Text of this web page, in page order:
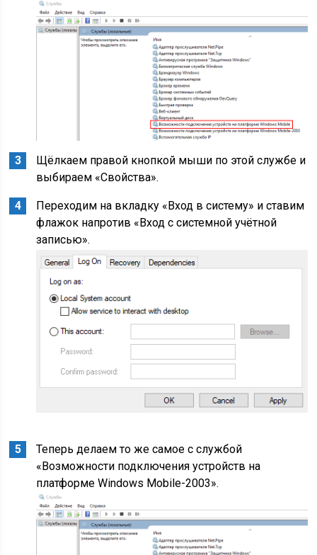
Щёлкаем правой кнопкой мыши по этой службе и
выбираем «Свойства».
Переходим на вкладку «Вход в систему» и ставим
флажок напротив «Вход с системной учётной
записью».
Теперь делаем то же самое с службой
«Возможности подключения устройств на
платформе Windows Mobile-2003».